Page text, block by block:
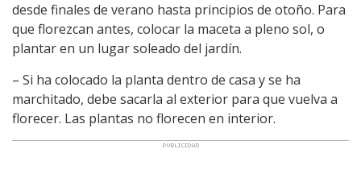
desde finales de verano hasta principios de otoño. Para
que florezcan antes, colocar la maceta a pleno sol, o
plantar en un lugar soleado del jardín.
– Si ha colocado la planta dentro de casa y se ha
marchitado, debe sacarla al exterior para que vuelva a
florecer. Las plantas no florecen en interior.